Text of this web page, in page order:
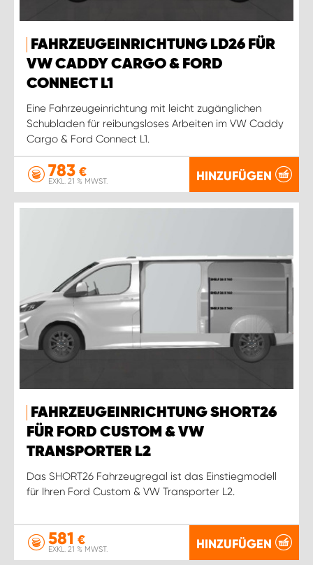
FAHRZEUGEINRICHTUNG LD26 FÜR
VW CADDY CARGO & FORD
CONNECT L1
Eine Fahrzeugeinrichtung mit leicht zugänglichen
Schubladen für reibungsloses Arbeiten im VW Caddy
Cargo & Ford Connect L1.
783 €
EXKL. 21 % MWST. HINZUFÜGEN
FAHRZEUGEINRICHTUNG SHORT26
FÜR FORD CUSTOM & VW
TRANSPORTER L2
Das SHORT26 Fahrzeugregal ist das Einstiegmodell
für Ihren Ford Custom & VW Transporter L2.
581 €
EXKL. 21 % MWST. HINZUFÜGEN